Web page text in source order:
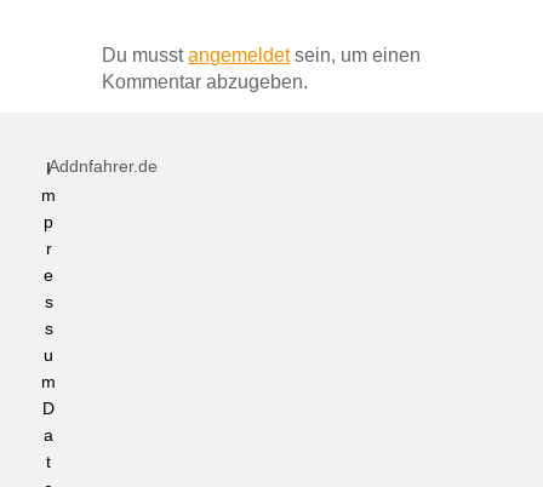
Du musstangemeldetsein, um einen
Kommentar abzugeben.
Addnfahrer.de
I
m
p
r
e
s
s
u
m
D
a
t